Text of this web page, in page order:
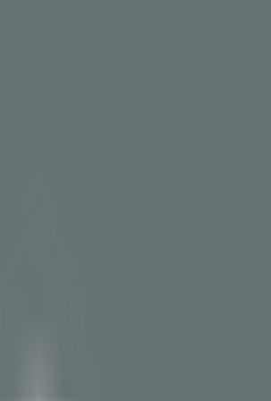
Tracciabilità totale, analisi in tempo reale e